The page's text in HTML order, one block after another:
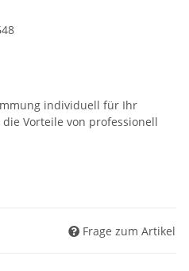
individuell für Ihr
Vorteile von professionell
Frage zum Artikel